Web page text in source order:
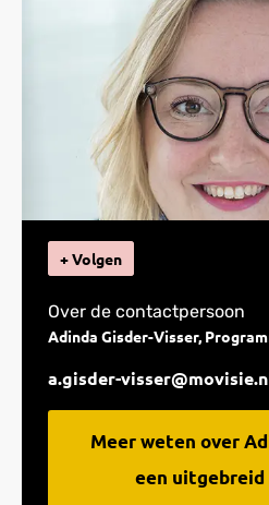
+ Volgen
Over de contactpersoon
Adinda Gisder-Visser,
a.gisder-
Meer weten over
een